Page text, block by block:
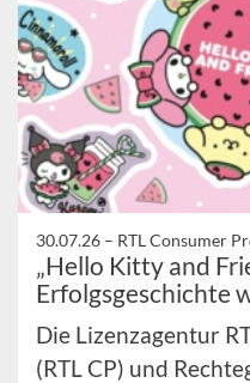
30.07.26 – RTL Consumer
„Hello Kitty and
Erfolgsgeschichte
Die Lizenzagentur
(RTL CP) und